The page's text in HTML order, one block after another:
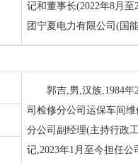
记和董事长(2022年8月
团宁夏电力有限公司(国
郭吉,男,汉族,1984
司检修分公司运保车间
分公司副经理(主持行政
记,2023年1月至今担任